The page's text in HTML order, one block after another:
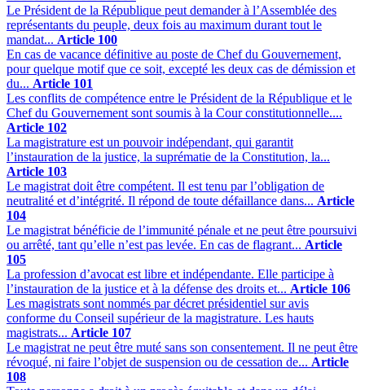
Le Président de la République peut demander à l’Assemblée des
représentants du peuple, deux fois au maximum durant tout le
mandat... Article 100
En cas de vacance définitive au poste de Chef du Gouvernement,
pour quelque motif que ce soit, excepté les deux cas de démission et
du... Article 101
Les conflits de compétence entre le Président de la République et le
Chef du Gouvernement sont soumis à la Cour constitutionnelle....
Article 102
La magistrature est un pouvoir indépendant, qui garantit
l’instauration de la justice, la suprématie de la Constitution, la...
Article 103
Le magistrat doit être compétent. Il est tenu par l’obligation de
neutralité et d’intégrité. Il répond de toute défaillance dans... Article
104
Le magistrat bénéficie de l’immunité pénale et ne peut être poursuivi
ou arrêté, tant qu’elle n’est pas levée. En cas de flagrant... Article
105
La profession d’avocat est libre et indépendante. Elle participe à
l’instauration de la justice et à la défense des droits et... Article 106
Les magistrats sont nommés par décret présidentiel sur avis
conforme du Conseil supérieur de la magistrature. Les hauts
magistrats... Article 107
Le magistrat ne peut être muté sans son consentement. Il ne peut être
révoqué, ni faire l’objet de suspension ou de cessation de... Article
108